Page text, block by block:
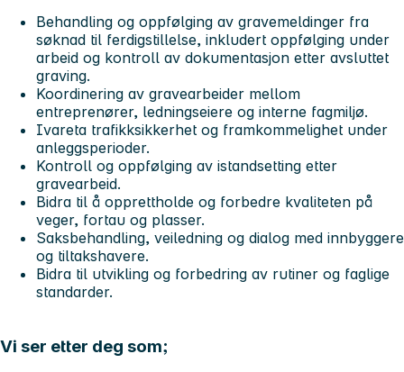
Behandling og oppfølging av gravemeldinger fra
søknad til ferdigstillelse, inkludert oppfølging under
arbeid og kontroll av dokumentasjon etter avsluttet
graving.
Koordinering av gravearbeider mellom
entreprenører, ledningseiere og interne fagmiljø.
Ivareta trafikksikkerhet og framkommelighet under
anleggsperioder.
Kontroll og oppfølging av istandsetting etter
gravearbeid.
Bidra til å opprettholde og forbedre kvaliteten på
veger, fortau og plasser.
Saksbehandling, veiledning og dialog med innbyggere
og tiltakshavere.
Bidra til utvikling og forbedring av rutiner og faglige
standarder.
Vi ser etter deg som;